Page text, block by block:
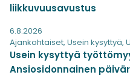
liikkuvuusavustus
6.8.2026
Ajankohtaiset, Usein kysyttyä,
Usein kysyttyä
Ansiosidonnainen